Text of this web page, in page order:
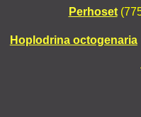
Perhoset
Hoplodrina octogenaria